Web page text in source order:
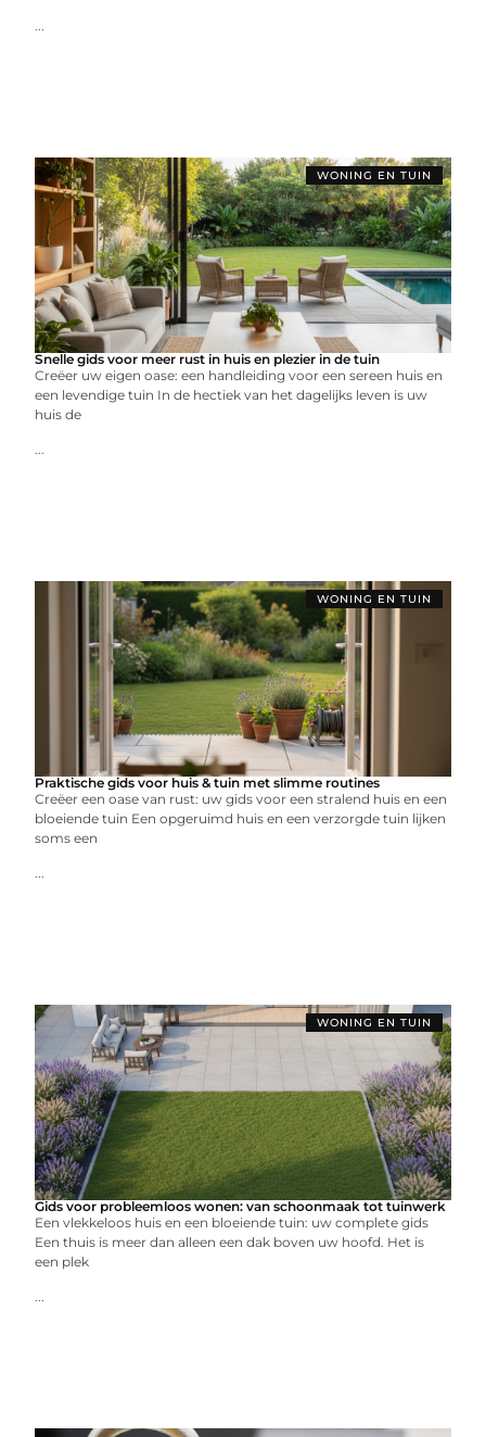
...
WONING EN TUIN
Snelle gids voor meer rust in huis en plezier in de tuin
Creëer uw eigen oase: een handleiding voor een sereen huis en
een levendige tuin In de hectiek van het dagelijks leven is uw
huis de
...
WONING EN TUIN
Praktische gids voor huis & tuin met slimme routines
Creëer een oase van rust: uw gids voor een stralend huis en een
bloeiende tuin Een opgeruimd huis en een verzorgde tuin lijken
soms een
...
WONING EN TUIN
Gids voor probleemloos wonen: van schoonmaak tot tuinwerk
Een vlekkeloos huis en een bloeiende tuin: uw complete gids
Een thuis is meer dan alleen een dak boven uw hoofd. Het is
een plek
...